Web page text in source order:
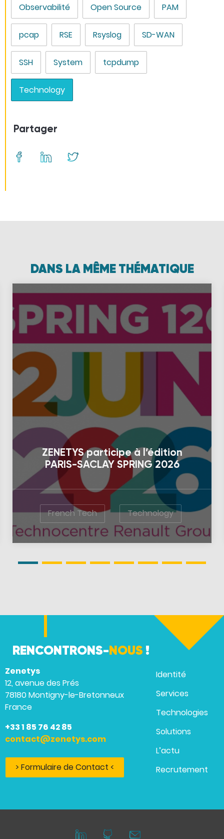
Observabilité Open Source PAM
pcap RSE Rsyslog SD-WAN
SSH System tcpdump
Technology
Partager
DANS LA MÊME THÉMATIQUE
ZENETYS participe à l’édition
PARIS-SACLAY SPRING 2026
French Tech Technology
RENCONTRONS- NOUS !
Zenetys
12, avenue des Prés
78180 Montigny-le-Bretonneux
France
+33 1 85 76 42 85
contact@zenetys.com
> Formulaire de Contact <
Identité
Services
Technologies
Solutions
L’actu
Recrutement